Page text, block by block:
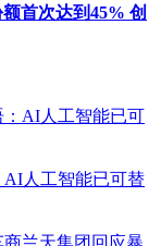
首次达到45% 创
人工智能已可替